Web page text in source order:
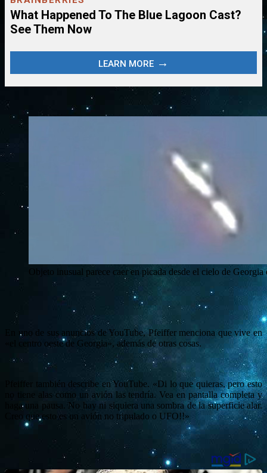
Objeto inusual parece caer en picada desde el cielo de
En uno de sus anuncios de YouTube, Pfeiffer menciona que vive en
«el centro oeste de Georgia», además de otras cosas.
Pfeiffer también describe en YouTube. «Di lo que quieras, pero esto
no tiene alas como un avión las tendría. Vea en pantalla completa y
haga una pausa. No hay ni siquiera una sombra de la superficie alar.
Creo que esto es un avión no tripulado o UFO!!»